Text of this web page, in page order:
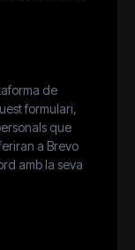
de
formulari,
que
a Brevo
amb la seva